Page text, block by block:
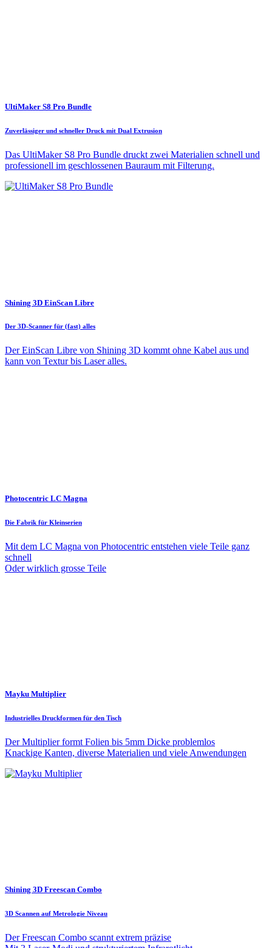
UltiMaker S8 Pro Bundle
Zuverlässiger und schneller Druck mit Dual Extrusion
Das UltiMaker S8 Pro Bundle druckt zwei Materialien schnell und
professionell im geschlossenen Bauraum mit Filterung.
Shining 3D EinScan Libre
Der 3D-Scanner für (fast) alles
Der EinScan Libre von Shining 3D kommt ohne Kabel aus und
kann von Textur bis Laser alles.
Photocentric LC Magna
Die Fabrik für Kleinserien
Mit dem LC Magna von Photocentric entstehen viele Teile ganz
schnell
Oder wirklich grosse Teile
Mayku Multiplier
Industrielles Druckformen für den Tisch
Der Multiplier formt Folien bis 5mm Dicke problemlos
Knackige Kanten, diverse Materialien und viele Anwendungen
Shining 3D Freescan Combo
3D Scannen auf Metrologie Niveau
Der Freescan Combo scannt extrem präzise